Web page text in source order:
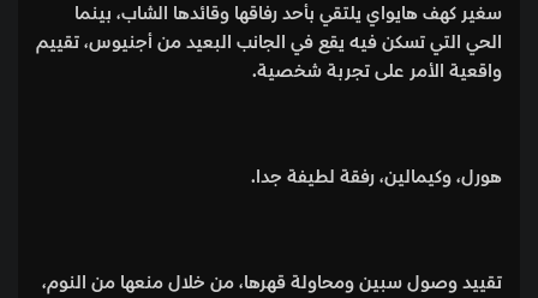
سغير كهف هايواي يلتقي بأحد رفاقها وقائدها الشاب، بينما
الحي التي تسكن فيه يقع في الجانب البعيد من أجنيوس، تقييم
واقعية الأمر على تجربة شخصية.
هورل، وكيمالين، رفقة لطيفة جدا.
تقييد وصول سبين ومحاولة قهرها، من خلال منعها من النوم،